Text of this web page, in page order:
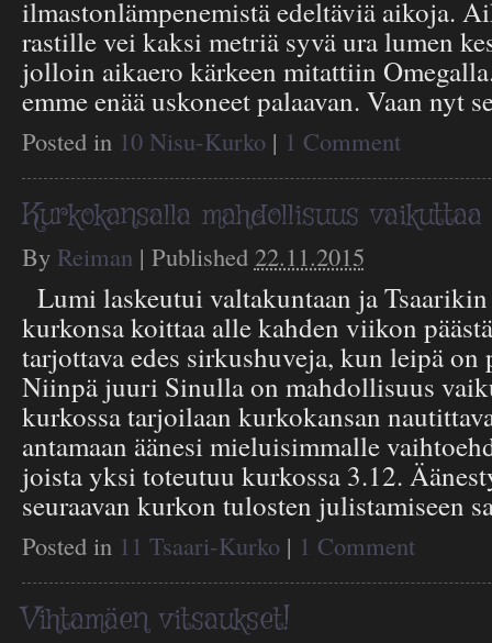
ilmastonlämpenemistä edeltäviä aikoja.
rastille vei kaksi metriä syvä ura lumen
jolloin aikaero kärkeen mitattiin
emme enää uskoneet palaavan. Vaan nyt
Posted in 10 Nisu-Kurko | 1 Comment
Kurkokansalla mahdollisuus
By Reiman | Published 22.11.2015
Lumi laskeutui valtakuntaan ja
kurkonsa koittaa alle kahden viikon
tarjottava edes sirkushuveja, kun leipä on
Niinpä juuri Sinulla on mahdollisuus
kurkossa tarjoilaan kurkokansan
antamaan äänesi mieluisimmalle
joista yksi toteutuu kurkossa 3.12.
seuraavan kurkon tulosten julistamiseen
Posted in 11 Tsaari-Kurko | 1 Comment
Vihtamäen vitsaukset!